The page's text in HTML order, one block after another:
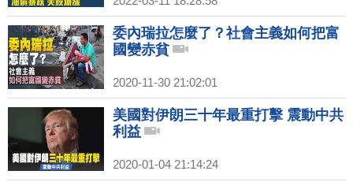
委內瑞拉怎麼了？社會主義如何把富
國變赤貧
2020-11-30 21:02:01
美國對伊朗三十年最重打擊 震動中共
利益
2020-01-04 21:14:24